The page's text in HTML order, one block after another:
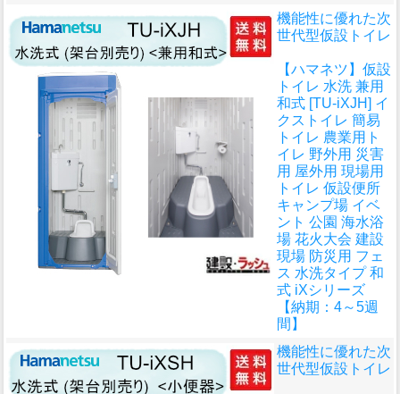
機能性に優れた次
世代型仮設トイレ
【ハマネツ】仮設
トイレ 水洗 兼用
和式 [TU-iXJH] イ
クストイレ 簡易
トイレ 農業用ト
イレ 野外用 災害
用 屋外用 現場用
トイレ 仮設便所
キャンプ場 イベ
ント 公園 海水浴
場 花火大会 建設
現場 防災用 フェ
ス 水洗タイプ 和
式 iXシリーズ
【納期：4～5週
間】
機能性に優れた次
世代型仮設トイレ